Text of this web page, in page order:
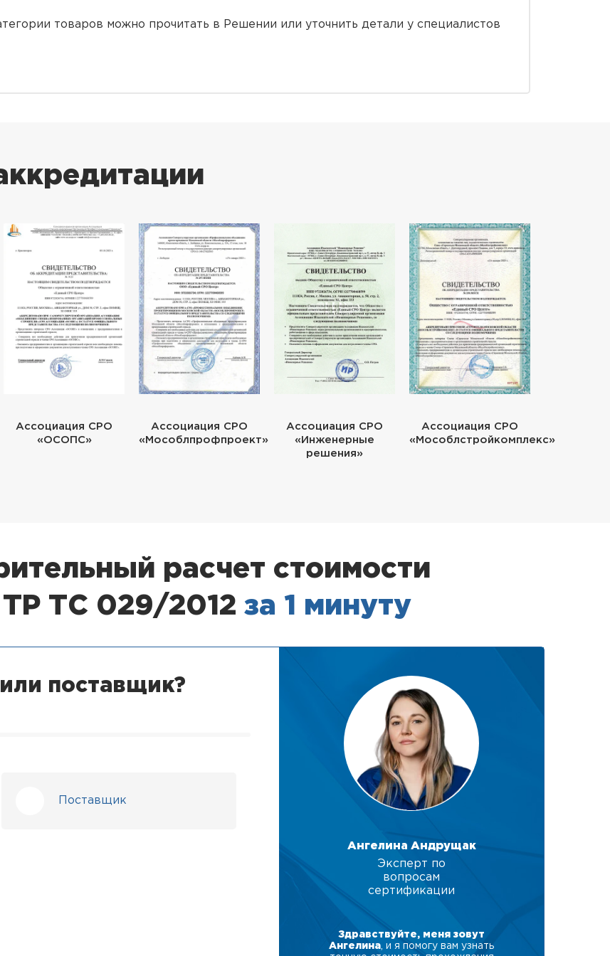
товаров можно прочитать в Решении или уточнить детали у специалистов
Ассоциация СРО
«ОСОПС»
Ассоциация СРО
«Мособлпрофпроект»
Ассоциация СРО
«Инженерные
решения»
Ассоциация СРО
«Мособлстройкомплекс»
расчет стоимости
ТС 029/2012 за 1 минуту
поставщик?
Поставщик
Ангелина Андрущак
Эксперт по
вопросам
сертификации
Здравствуйте, меня зовут
Ангелина , и я помогу вам узнать